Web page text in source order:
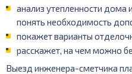
анализ утепленности дома
понять необходимость
покажет варианты
расскажет, на чем можно
Выезд инженера-сметчика